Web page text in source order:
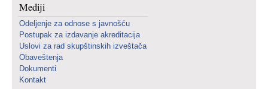
Mediji
Odeljenje za odnose s javnošću
Postupak za izdavanje akreditacija
Uslovi za rad skupštinskih izveštača
Obaveštenja
Dokumenti
Kontakt